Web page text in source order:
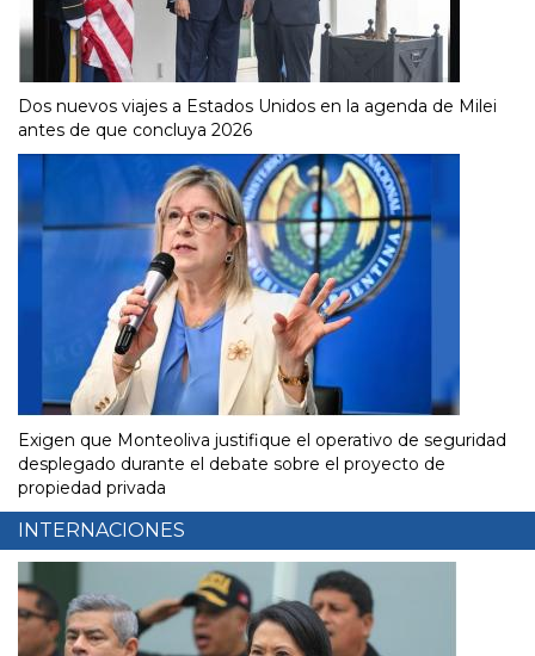
Dos nuevos viajes a Estados Unidos en la agenda de Milei
antes de que concluya 2026
Exigen que Monteoliva justifique el operativo de seguridad
desplegado durante el debate sobre el proyecto de
propiedad privada
INTERNACIONES